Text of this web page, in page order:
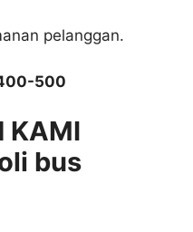
pelanggan.
500
KAMI
bus